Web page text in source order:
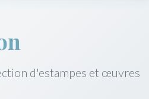
d'estampes et œuvres